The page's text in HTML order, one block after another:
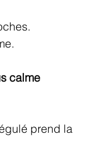
calme
prend la